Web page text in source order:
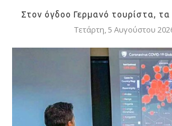
Στον όγδοο Γερμανό τουρίστα, τα
Τετάρτη, 5 Αυγούστου